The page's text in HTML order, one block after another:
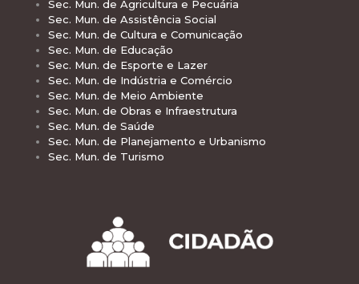
Sec. Mun. de Agricultura e Pecuária
Sec. Mun. de Assistência Social
Sec. Mun. de Cultura e Comunicação
Sec. Mun. de Educação
Sec. Mun. de Esporte e Lazer
Sec. Mun. de Indústria e Comércio
Sec. Mun. de Meio Ambiente
Sec. Mun. de Obras e Infraestrutura
Sec. Mun. de Saúde
Sec. Mun. de Planejamento e Urbanismo
Sec. Mun. de Turismo